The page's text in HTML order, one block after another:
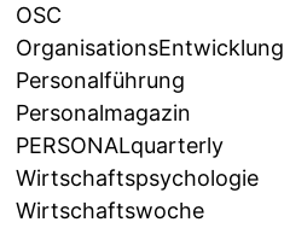
OSC
OrganisationsEntwicklung
Personalführung
Personalmagazin
PERSONALquarterly
Wirtschaftspsychologie
Wirtschaftswoche